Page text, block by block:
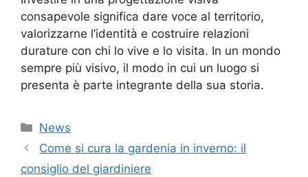
consapevole significa dare voce al territorio,
valorizzarne l’identità e costruire relazioni
durature con chi lo vive e lo visita. In un mondo
sempre più visivo, il modo in cui un luogo si
presenta è parte integrante della sua storia.
Categorie
News
Come si cura la gardenia in inverno: il
consiglio del giardiniere